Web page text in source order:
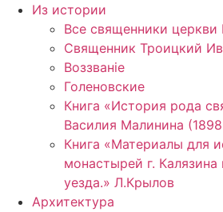
Из истории
Все священники церкви
Священник Троицкий
Воззванiе
Голеновские
Книга «История рода
Василия Малинина
Книга «Материалы для
монастырей г. Калязина
уезда.» Л.Крылов
Архитектура